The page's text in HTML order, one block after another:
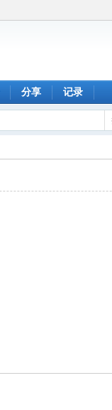
分享 记录